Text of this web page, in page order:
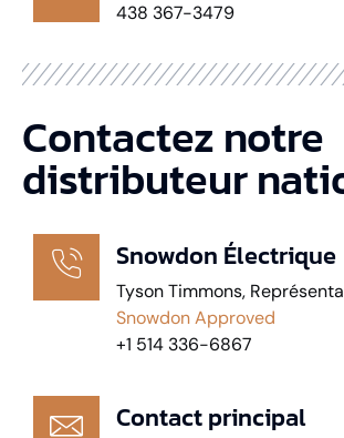
438 367-3479
Contactez notre
distributeur
Snowdon Électrique
Tyson Timmons,
Snowdon Approved
+1 514 336-6867
Contact principal